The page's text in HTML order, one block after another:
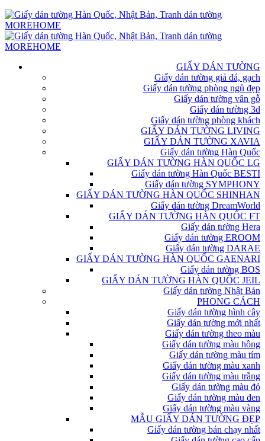
GIẤY DÁN TƯỜNG
Giấy dán tường giả đá, gạch
Giấy dán tường phòng ngủ đẹp
Giấy dán tường vân gỗ
Giấy dán tường 3d
Giấy dán tường phòng khách
GIẤY DÁN TƯỜNG LIVING
GIẤY DÁN TƯỜNG XAVIA
Giấy dán tường Hàn Quốc
GIẤY DÁN TƯỜNG HÀN QUỐC LG
Giấy dán tường Hàn Quốc BESTI
Giấy dán tường SYMPHONY
GIẤY DÁN TƯỜNG HÀN QUỐC SHINHAN
Giấy dán tường DreamWorld
GIẤY DÁN TƯỜNG HÀN QUỐC FT
Giấy dán tường Hera
Giấy dán tường EROOM
Giấy dán tường DARAE
GIẤY DÁN TƯỜNG HÀN QUỐC GAENARI
Giấy dán tường BOS
GIẤY DÁN TƯỜNG HÀN QUỐC JEIL
Giấy dán tường Nhật Bản
PHONG CÁCH
Giấy dán tường hình cây
Giấy dán tường mới nhất
Giấy dán tường theo màu
Giấy dán tường màu hồng
Giấy dán tường màu tím
Giấy dán tường màu xanh
Giấy dán tường màu trắng
Giấy dán tường màu đỏ
Giấy dán tường màu đen
Giấy dán tường màu vàng
MẪU GIẤY DÁN TƯỜNG ĐẸP
Giấy dán tường bán chạy nhất